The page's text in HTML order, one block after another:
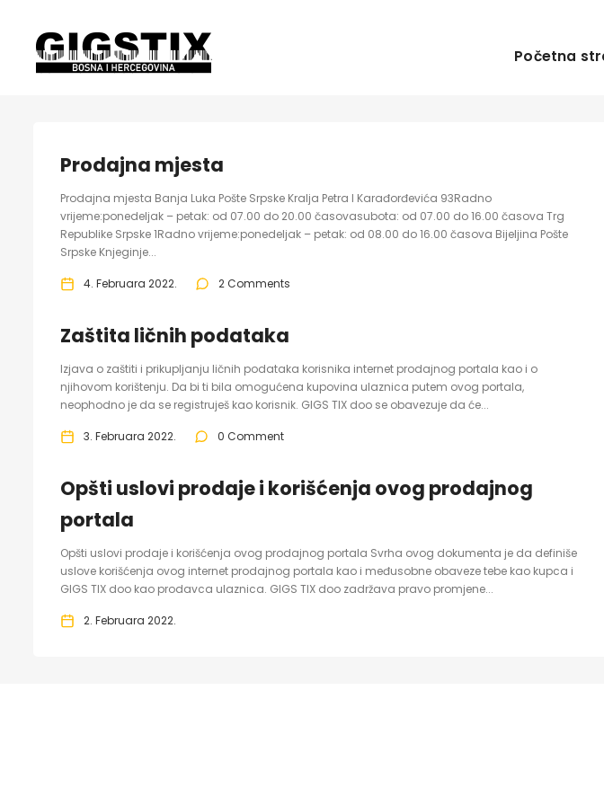
Početna
Prodajna mjesta
Prodajna mjesta Banja Luka Pošte Srpske Kralja Petra I Karađorđevića 93Radno
vrijeme:ponedeljak – petak: od 07.00 do 20.00 časovasubota: od 07.00 do 16.00 časova Trg
Republike Srpske 1Radno vrijeme:ponedeljak – petak: od 08.00 do 16.00 časova Bijeljina Pošte
Srpske Knjeginje...
4. Februara 2022. 2 Comments
Zaštita ličnih podataka
Izjava o zaštiti i prikupljanju ličnih podataka korisnika internet prodajnog portala kao i o
njihovom korištenju. Da bi ti bila omogućena kupovina ulaznica putem ovog portala,
neophodno je da se registruješ kao korisnik. GIGS TIX doo se obavezuje da će...
3. Februara 2022. 0 Comment
Opšti uslovi prodaje i korišćenja ovog prodajnog
portala
Opšti uslovi prodaje i korišćenja ovog prodajnog portala Svrha ovog dokumenta je da definiše
uslove korišćenja ovog internet prodajnog portala kao i međusobne obaveze tebe kao kupca i
GIGS TIX doo kao prodavca ulaznica. GIGS TIX doo zadržava pravo promjene...
2. Februara 2022.